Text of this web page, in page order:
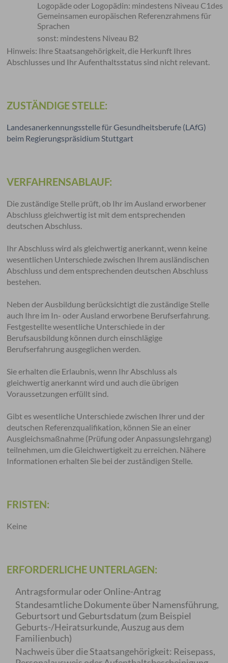
Logopäde oder Logopädin: mindestens Niveau C1des
Gemeinsamen europäischen Referenzrahmens für
Sprachen
sonst: mindestens Niveau B2
Hinweis: Ihre Staatsangehörigkeit, die Herkunft Ihres
Abschlusses und Ihr Aufenthaltsstatus sind nicht relevant.
ZUSTÄNDIGE STELLE:
Landesanerkennungsstelle für Gesundheitsberufe (LAfG)
beim Regierungspräsidium Stuttgart
VERFAHRENSABLAUF:
Die zuständige Stelle prüft, ob Ihr im Ausland erworbener
Abschluss gleichwertig ist mit dem entsprechenden
deutschen Abschluss.
Ihr Abschluss wird als gleichwertig anerkannt, wenn keine
wesentlichen Unterschiede zwischen Ihrem ausländischen
Abschluss und dem entsprechenden deutschen Abschluss
bestehen.
Neben der Ausbildung berücksichtigt die zuständige Stelle
auch Ihre im In- oder Ausland erworbene Berufserfahrung.
Festgestellte wesentliche Unterschiede in der
Berufsausbildung können durch einschlägige
Berufserfahrung ausgeglichen werden.
Sie erhalten die Erlaubnis, wenn Ihr Abschluss als
gleichwertig anerkannt wird und auch die übrigen
Voraussetzungen erfüllt sind.
Gibt es wesentliche Unterschiede zwischen Ihrer und der
deutschen Referenzqualifikation, können Sie an einer
Ausgleichsmaßnahme (Prüfung oder Anpassungslehrgang)
teilnehmen, um die Gleichwertigkeit zu erreichen. Nähere
Informationen erhalten Sie bei der zuständigen Stelle.
FRISTEN:
Keine
ERFORDERLICHE UNTERLAGEN:
Antragsformular oder Online-Antrag
Standesamtliche Dokumente über Namensführung,
Geburtsort und Geburtsdatum (zum Beispiel
Geburts-/Heiratsurkunde, Auszug aus dem
Familienbuch)
Nachweis über die Staatsangehörigkeit: Reisepass,